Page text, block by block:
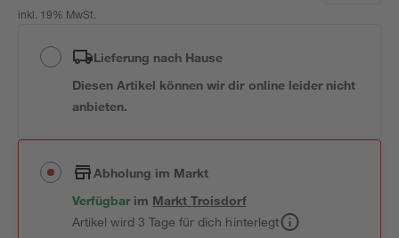
inkl. 19% MwSt.
Lieferung nach Hause
Diesen Artikel können wir dir online leider nicht
anbieten.
Abholung im Markt
Verfügbar im MarktTroisdorf
Artikel wird 3 Tage für dich hinterlegt